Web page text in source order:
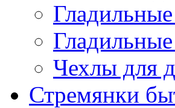
Чехлы для
Стремянки